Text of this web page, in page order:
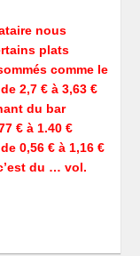
nous
plats
comme le
2,7 € à 3,63 €
du bar
€ à 1.40 €
0,56 € à 1,16 €
du … vol.